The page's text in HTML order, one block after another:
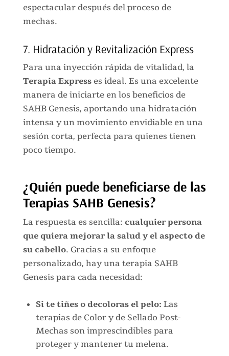
espectacular después del proceso de
mechas.
7. Hidratación y Revitalización Express
Para una inyección rápida de vitalidad, la
Terapia Expresses ideal. Es una excelente
manera de iniciarte en los beneficios de
SAHB Genesis, aportando una hidratación
intensa y un movimiento envidiable en una
sesión corta, perfecta para quienes tienen
poco tiempo.
¿Quién puede beneficiarse de las
Terapias SAHB Genesis?
La respuesta es sencilla: cualquier persona
que quiera mejorar la salud y el aspecto de
su cabello. Gracias a su enfoque
personalizado, hay una terapia SAHB
Genesis para cada necesidad:
Si te tiñes o decoloras el pelo: Las
terapias de Color y de Sellado Post-
Mechas son imprescindibles para
proteger y mantener tu melena.